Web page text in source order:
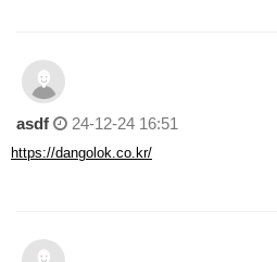
asdf 24-12-24 16:51
https://dangolok.co.kr/